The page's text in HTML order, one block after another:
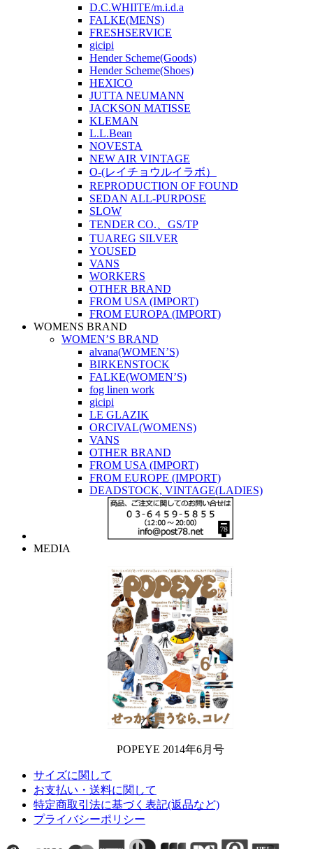
D.C.WHIITE/m.i.d.a
FALKE(MENS)
FRESHSERVICE
gicipi
Hender Scheme(Goods)
Hender Scheme(Shoes)
HEXICO
JUTTA NEUMANN
JACKSON MATISSE
KLEMAN
L.L.Bean
NOVESTA
NEW AIR VINTAGE
O-(レイチョウルイラボ）
REPRODUCTION OF FOUND
SEDAN ALL-PURPOSE
SLOW
TENDER CO.、GS/TP
TUAREG SILVER
YOUSED
VANS
WORKERS
OTHER BRAND
FROM USA (IMPORT)
FROM EUROPA (IMPORT)
WOMENS BRAND
WOMEN’S BRAND
alvana(WOMEN’S)
BIRKENSTOCK
FALKE(WOMEN’S)
fog linen work
gicipi
LE GLAZIK
ORCIVAL(WOMENS)
VANS
OTHER BRAND
FROM USA (IMPORT)
FROM EUROPE (IMPORT)
DEADSTOCK, VINTAGE(LADIES)
MEDIA
POPEYE 2014年6月号
サイズに関して
お支払い・送料に関して
特定商取引法に基づく表記(返品など)
プライバシーポリシー